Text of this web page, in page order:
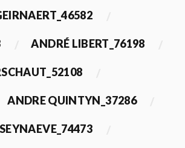
ANDRÉ LIBERT_76198
ANDRE QUINTYN_37286